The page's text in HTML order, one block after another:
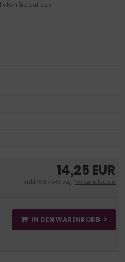
Sie auf das
14,25 EUR
inkl. 19 % MwSt. zzgl.Versandkosten
IN DEN WARENKORB